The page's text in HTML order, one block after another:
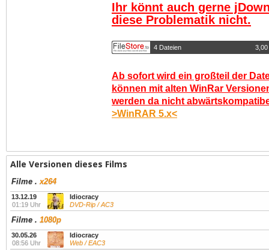
Ihr könnt auch gerne
diese Problematik nicht.
4 Dateien
Ab sofort wird ein großteil der
können mit alten WinRar
werden da nicht
>WinRAR 5.x<
Alle Versionen dieses Films
Filme .x264
13.12.19
01:19 Uhr
Idiocracy
DVD-Rip / AC3
Filme . 1080p
30.05.26
08:56 Uhr
Idiocracy
Web / EAC3